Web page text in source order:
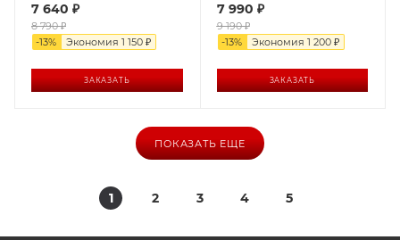
7 640 ₽
8 790₽
-13% Экономия 1 150 ₽
ЗАКАЗАТЬ
7 990 ₽
9 190₽
-13% Экономия 1 200₽
ЗАКАЗАТЬ
ПОКАЗАТЬ ЕЩЕ
1 2 3 4 5